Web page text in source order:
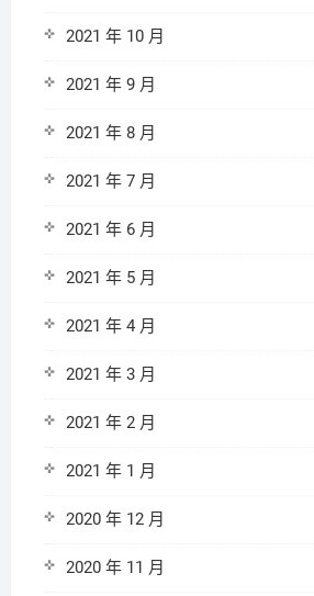
2021 年 10 月
2021 年 9 月
2021 年 8 月
2021 年 7 月
2021 年 6 月
2021 年 5 月
2021 年 4 月
2021 年 3 月
2021 年 2 月
2021 年 1 月
2020 年 12 月
2020 年 11 月